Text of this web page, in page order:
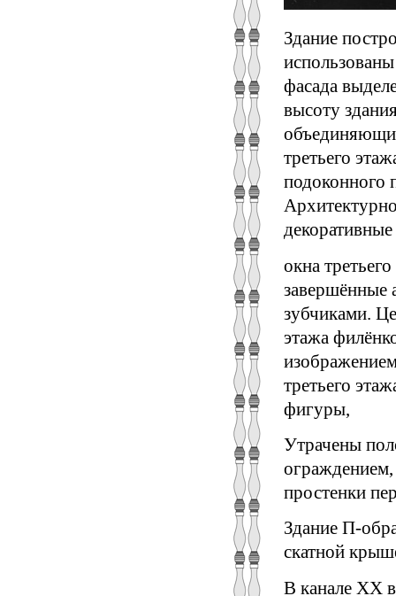
Здание
фасада
высоту
третьего
подоконного
окна
завершённые
зубчиками.
этажа
третьего
фигуры,
Утрачены
простенки
Здание П-
скатной
В канале XX